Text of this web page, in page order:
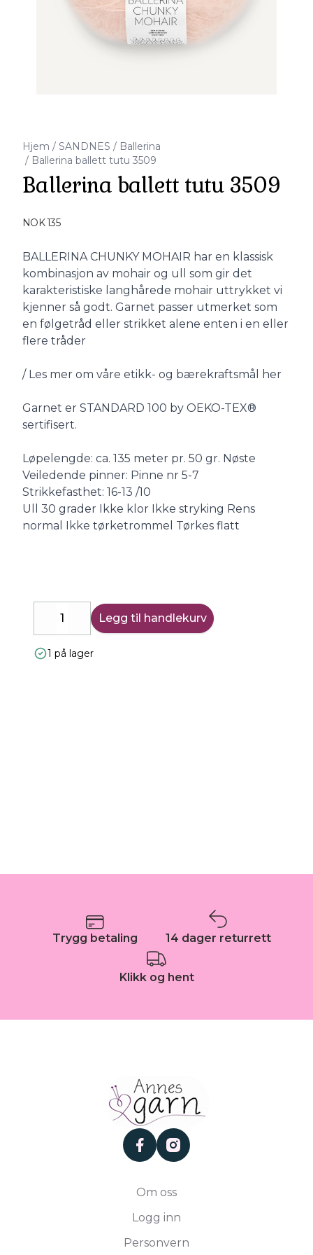
Hjem / SANDNES / Ballerina
/ Ballerina ballett tutu 3509
Ballerina ballett tutu 3509
NOK 135
Description
BALLERINA CHUNKY MOHAIR har en klassisk
kombinasjon av mohair og ull som gir det
karakteristiske langhårede mohair uttrykket vi
kjenner så godt. Garnet passer utmerket som
en følgetråd eller strikket alene enten i en eller
flere tråder
/ Les mer om våre etikk- og bærekraftsmål her
Garnet er STANDARD 100 by OEKO-TEX®
sertifisert.
Løpelengde: ca. 135 meter pr. 50 gr. Nøste
Veiledende pinner: Pinne nr 5-7
Strikkefasthet: 16-13 /10
Ull 30 grader Ikke klor Ikke stryking Rens
normal Ikke tørketrommel Tørkes flatt
DecreaseIncrease
Legg til handlekurv
1 på lager
Trygg betaling 14 dager returrett
Klikk og hent
facebookinstagram
Om oss
Logg inn
Personvern